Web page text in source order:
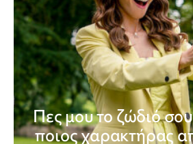
Πες μου το ζώδιό
ποιος χαρακτήρας